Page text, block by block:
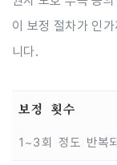
이 보정 절차가 인
니다.
보정 횟수
1~3회 정도 반복